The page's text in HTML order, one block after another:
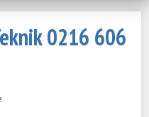
0216 606